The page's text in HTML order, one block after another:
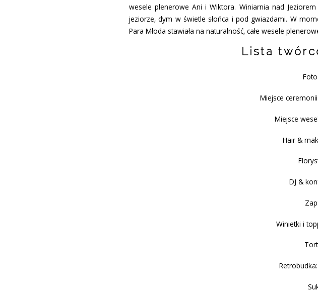
wesele plenerowe Ani i Wiktora. Winiarnia nad
jeziorze, dym w świetle słońca i pod gwiazdami. W
Para Młoda stawiała na naturalność, całe wesele
Lista
Miejsce
Miejsce
Hair &
DJ &
Winietki i
Retrobudka: